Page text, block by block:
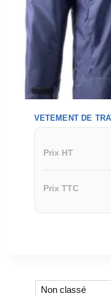
VETEMENT DE
Prix HT
Prix TTC